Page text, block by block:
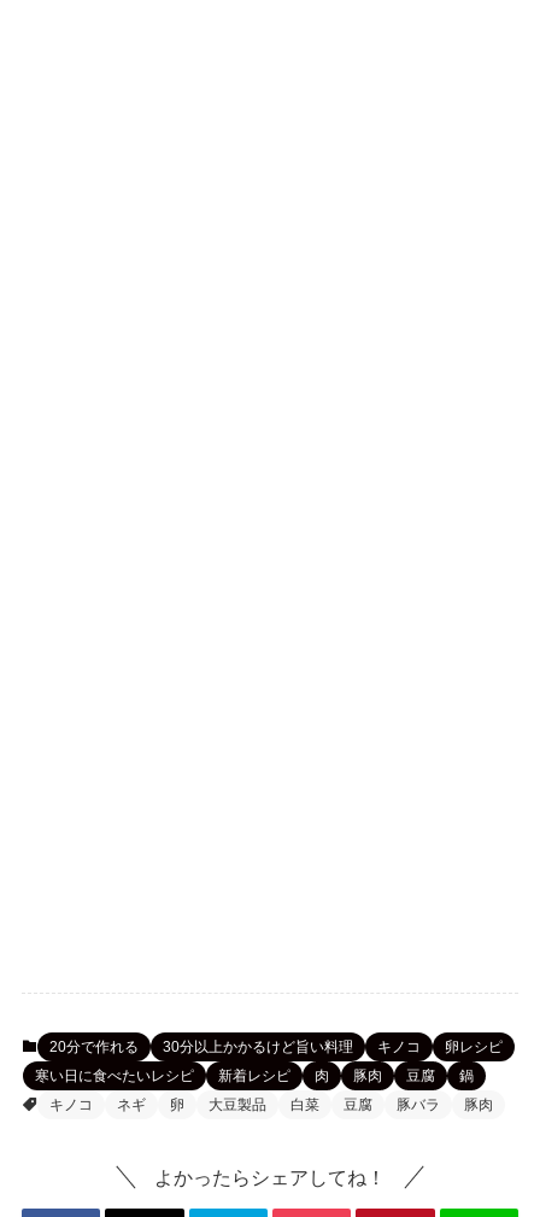
20分で作れる 30分以上かかるけど旨い料理 キノコ
卵レシピ
寒い日に食べたいレシピ
新着レシピ 肉 豚肉 豆腐
鍋
キノコ
ネギ 卵 大豆製品 白菜 豆腐 豚バラ 豚肉
よかったらシェアしてね！